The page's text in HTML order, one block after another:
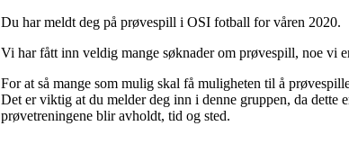
Du har meldt deg på prøvespill i OSI fotball for våren 2020.
Vi har fått inn veldig mange søknader om prøvespill, noe vi
For at så mange som mulig skal få muligheten til å
Det er viktig at du melder deg inn i denne gruppen, da
prøvetreningene blir avholdt, tid og sted.